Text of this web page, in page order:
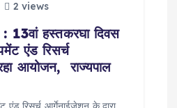
2 views
हस्तकरघा दिवस
एंड रिसर्च
आयोजन, राज्यपाल